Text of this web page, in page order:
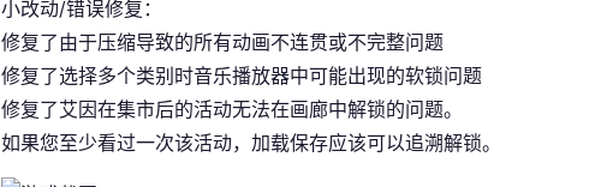
小改动/错误修复：
修复了由于压缩导致的所有动画不连贯或不完整问题
修复了选择多个类别时音乐播放器中可能出现的软锁问题
修复了艾因在集市后的活动无法在画廊中解锁的问题。
如果您至少看过一次该活动，加载保存应该可以追溯解锁。